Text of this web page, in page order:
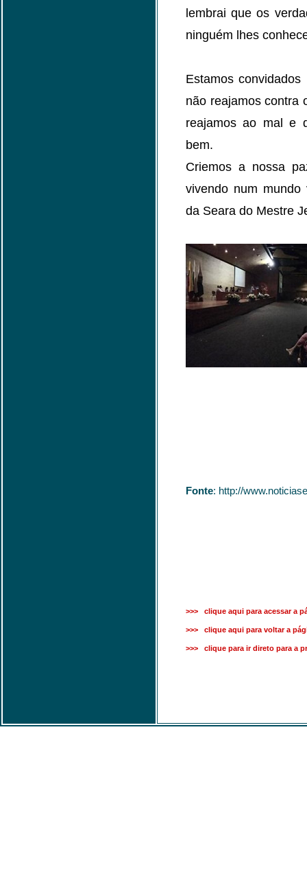
lembrai que os
ninguém lhes
Estamos
não reajamos contra
reajamos ao mal e
bem.
Criemos a nossa
vivendo num mundo
da Seara do Mestre
Fonte: http://
>>> clique aqui para acessar a
>>> clique aqui para voltar a
>>> clique para ir direto para a